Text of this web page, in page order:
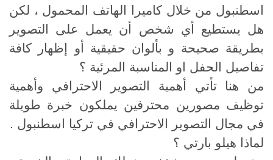
اسطنبول من خلال كاميرا الهاتف المحمول ، لكن
هل يستطيع أي شخص أن يعمل على التصوير
بطريقة صحيحة و بألوان حقيقية أو إظهار كافة
تفاصيل الحفل او المناسبة المرئية ؟
من هنا تأتي أهمية التصوير الاحترافي وأهمية
توظيف مصورين محترفين يملكون خبرة طويلة
في مجال التصوير الاحترافي في تركيا اسطنبول .
لماذا هيلو بارتي ؟